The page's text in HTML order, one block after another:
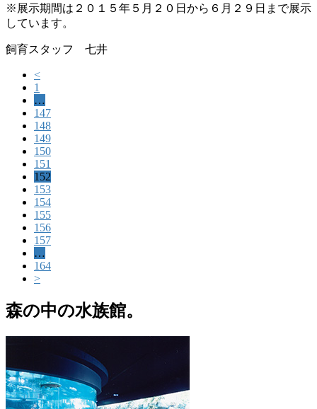
※ 展示期間は２０１５年５月２０日から６月２９日まで展示
していま す。
飼育スタッフ 七井
<
1
…
147
148
149
150
151
152
153
154
155
156
157
…
164
>
森の中の水族館。